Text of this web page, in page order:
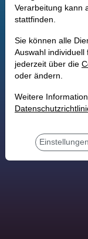
für die
Verarbeitung kann
stattfinden.
Sie können alle
Auswahl individuell
jederzeit über die
oder ändern.
Weitere
Einstellungen